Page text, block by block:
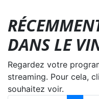
DANS LE
Regardez votre
streaming. Pour cela,
souhaitez voir.